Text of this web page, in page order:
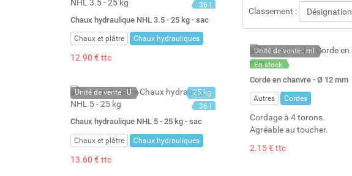
36 l
Chaux hydraulique NHL 3.5 - 25 kg - sac
Chaux et plâtre Chaux hydrauliques
12.90 € ttc
Unité de vente : U
25 kg
36 l
Chaux hydraulique NHL 5 - 25 kg - sac
Chaux et plâtre Chaux hydrauliques
13.60 € ttc
Classement : Désignation
Unité de vente : ml
En stock
Stock : 291
Corde en chanvre - Ø 12 mm
Autres Cordes
Cordage à 4 torons.
Agréable au toucher.
2.15 € ttc